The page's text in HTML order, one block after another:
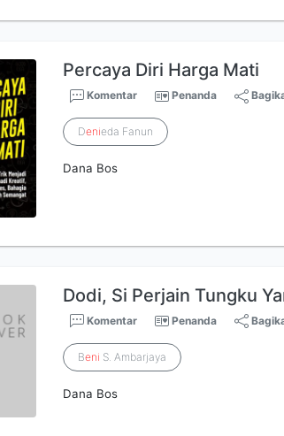
Percaya Diri Harga Mati
Komentar Penanda
Denieda Fanun
Dana Bos
Dodi, Si Perjain Tungku
Komentar Penanda
Beni S. Ambarjaya
Dana Bos